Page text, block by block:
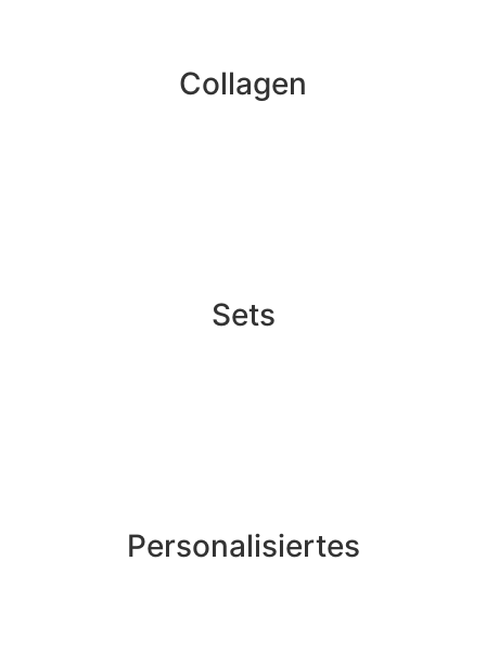
Collagen
Sets
Personalisiertes